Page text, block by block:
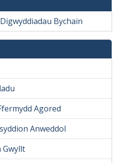
Bychain
Agored
Anweddol
Gwyllt